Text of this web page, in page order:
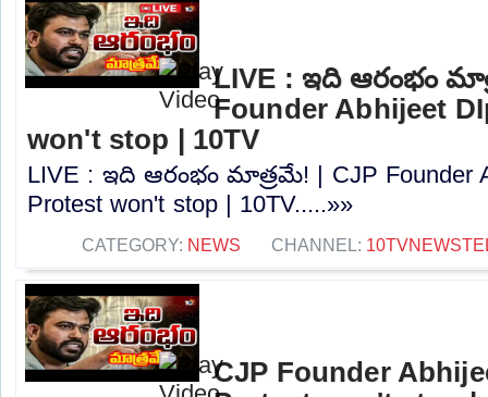
LIVE : ఇది ఆరంభం
Founder Abhijeet
won't stop | 10TV
LIVE : ఇది ఆరంభం మాత్రమే! | CJP Founder
Protest won't stop | 10TV.....»»
CATEGORY: NEWS CHANNEL:
CJP Founder